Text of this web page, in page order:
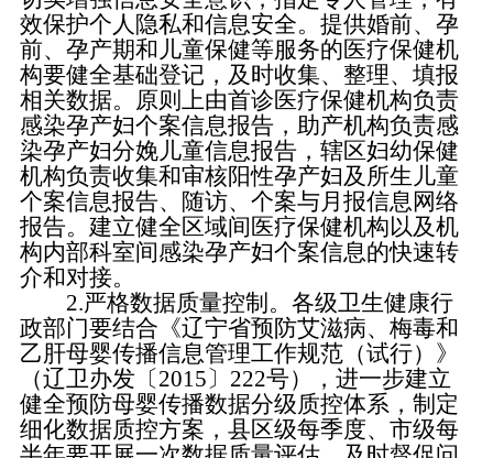
效保护个人隐私和信息安全。提供婚前、孕
前、孕产期和儿童保健等服务的医疗保健机
构要健全基础登记，及时收集、整理、填报
相关数据。原则上由首诊医疗保健机构负责
感染孕产妇个案信息报告，助产机构负责感
染孕产妇分娩儿童信息报告，辖区妇幼保健
机构负责收集和审核阳性孕产妇及所生儿童
个案信息报告、随访、个案与月报信息网络
报告。建立健全区域间医疗保健机构以及机
构内部科室间感染孕产妇个案信息的快速转
介和对接。
2.严格数据质量控制。各级卫生健康行
政部门要结合《辽宁省预防艾滋病、梅毒和
乙肝母婴传播信息管理工作规范（试行）》
（辽卫办发〔2015〕222号），进一步建立
健全预防母婴传播数据分级质控体系，制定
细化数据质控方案，县区级每季度、市级每